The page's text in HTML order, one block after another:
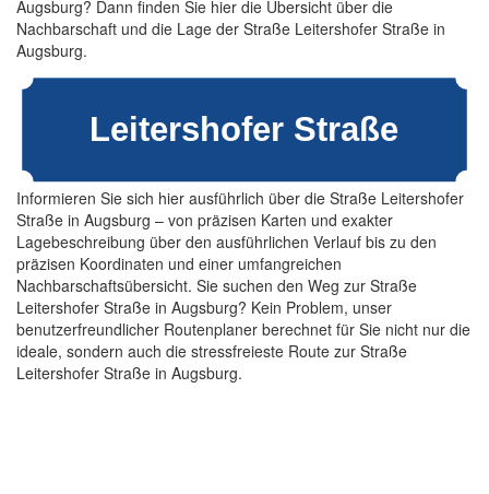
Augsburg? Dann finden Sie hier die Übersicht über die
Nachbarschaft und die Lage der Straße Leitershofer Straße in
Augsburg.
Informieren Sie sich hier ausführlich über die Straße Leitershofer
Straße in Augsburg – von präzisen Karten und exakter
Lagebeschreibung über den ausführlichen Verlauf bis zu den
präzisen Koordinaten und einer umfangreichen
Nachbarschaftsübersicht. Sie suchen den Weg zur Straße
Leitershofer Straße in Augsburg? Kein Problem, unser
benutzerfreundlicher Routenplaner berechnet für Sie nicht nur die
ideale, sondern auch die stressfreieste Route zur Straße
Leitershofer Straße in Augsburg.